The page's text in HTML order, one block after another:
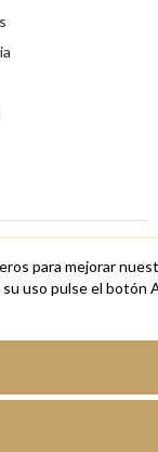
para mejorar
uso pulse el botón
anillos, collares,